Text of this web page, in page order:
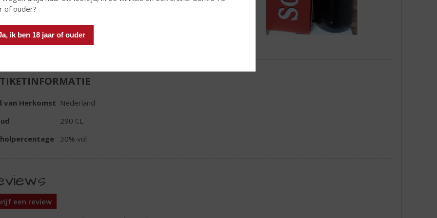
of ouder?
ik ben 18 jaar of ouder
van Herkomst Nederland
290 CL
30% vol
een review